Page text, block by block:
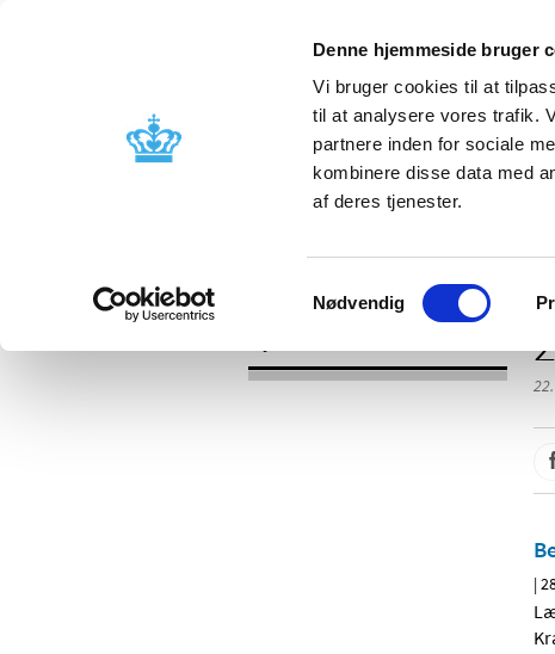
Denne hjemmeside bruger
Vi bruger cookies til at
til at analysere vores trafik.
partnere inden for sociale
kombinere disse data med
af deres tjenester.
Samtykkevalg
Nødvendig
Godkendelse og
Bivirkninger og
|